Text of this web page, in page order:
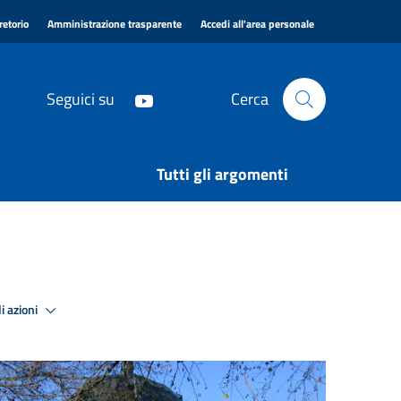
Amministrazione trasparente Accedi all'area personale
Seguici su Cerca
Tutti gli argomenti
azioni